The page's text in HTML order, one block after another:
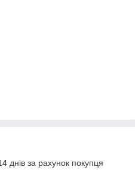
днів за рахунок покупця